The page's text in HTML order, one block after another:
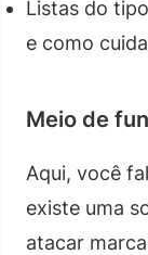
Listas do
e como
Meio de
Aqui, você
existe uma
atacar